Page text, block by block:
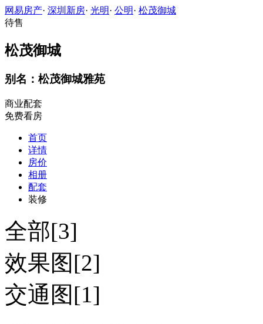
网易房产· 深圳新房· 光明· 公明· 松茂御城
待售
松茂御城
别名：松茂御城雅苑
商业配套
免费看房
首页
详情
房价
相册
配套
装修
全部[3]
效果图[2]
交通图[1]